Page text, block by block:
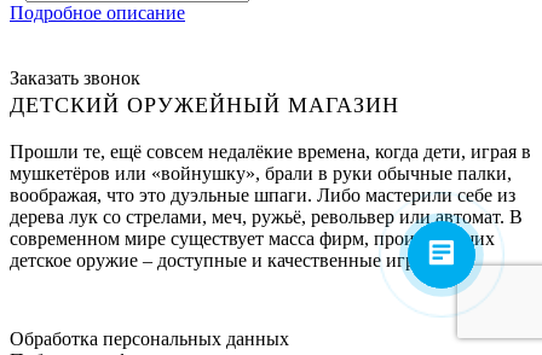
Подробное описание
Заказать звонок
ДЕТСКИЙ ОРУЖЕЙНЫЙ МАГАЗИН
Прошли те, ещё совсем недалёкие времена, когда дети, играя в
мушкетёров или «войнушку», брали в руки обычные палки,
воображая, что это дуэльные шпаги. Либо мастерили себе из
дерева лук со стрелами, меч, ружьё, револьвер или автомат. В
современном мире существует масса фирм, производящих
детское оружие – доступные и качественные игрушки..
Обработка персональных данных